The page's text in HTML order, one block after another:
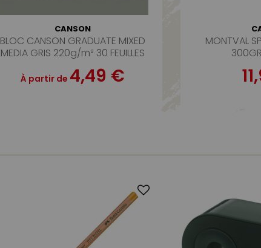
CANSON
BLOC CANSON GRADUATE MIXED
MEDIA GRIS 220g/m² 30 FEUILLES
À partir de 4,49 €
MONTVAL